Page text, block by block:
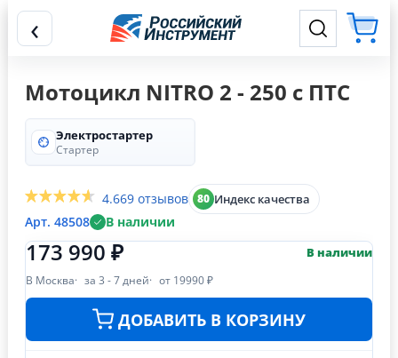
‹
Мотоцикл NITRO 2 - 250 с ПТС
Электростартер
Стартер
4.669 отзывов 80 Индекс качества
Арт. 48508 В наличии
173 990 ₽ В наличии
В Москва за 3 - 7 дней от 19990 ₽
ДОБАВИТЬ В КОРЗИНУ